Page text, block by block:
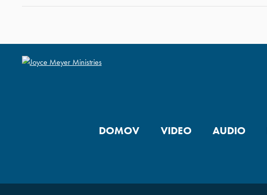
DOMOV VIDEO AUDIO